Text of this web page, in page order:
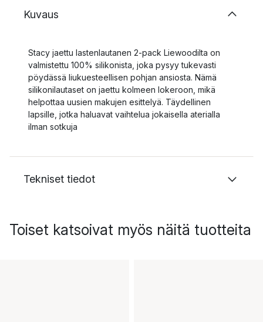
Kuvaus
Stacy jaettu lastenlautanen 2-pack Liewoodilta on
valmistettu 100% silikonista, joka pysyy tukevasti
pöydässä liukuesteellisen pohjan ansiosta. Nämä
silikonilautaset on jaettu kolmeen lokeroon, mikä
helpottaa uusien makujen esittelyä. Täydellinen
lapsille, jotka haluavat vaihtelua jokaisella aterialla
ilman sotkuja
Tekniset tiedot
Toiset katsoivat myös näitä tuotteita